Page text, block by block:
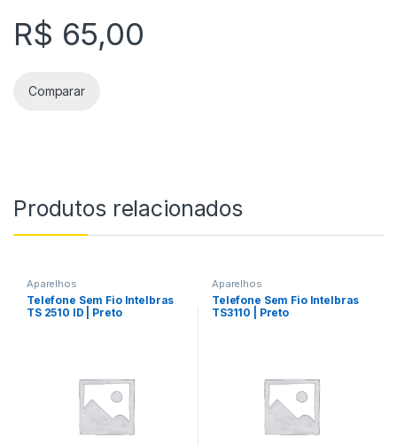
R$ 65,00
Comparar
Produtos relacionados
Aparelhos
Telefone Sem Fio Intelbras
TS 2510 ID | Preto
Aparelhos
Telefone Sem Fio Intelbras
TS3110 | Preto